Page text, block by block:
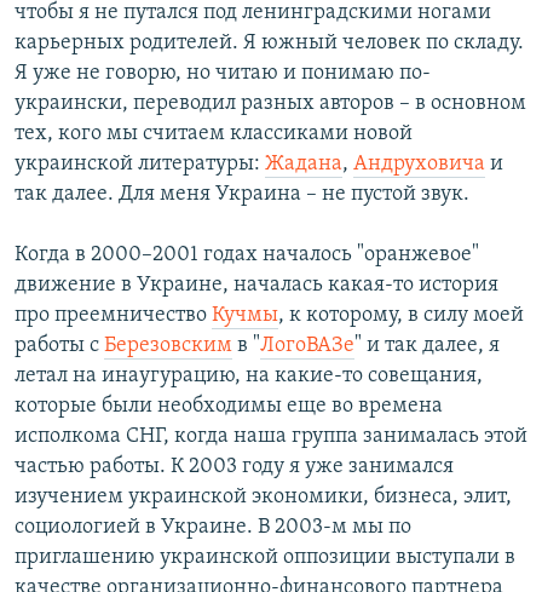
чтобы я не путался под ленинградскими ногами
карьерных родителей. Я южный человек по складу.
Я уже не говорю, но читаю и понимаю по-
украински, переводил разных авторов – в основном
тех, кого мы считаем классиками новой
украинской литературы: Жадана, Андруховича и
так далее. Для меня Украина – не пустой звук.
Когда в 2000–2001 годах началось "оранжевое"
движение в Украине, началась какая-то история
про преемничество Кучмы, к которому, в силу моей
работы с Березовским в "ЛогоВАЗе" и так далее, я
летал на инаугурацию, на какие-то совещания,
которые были необходимы еще во времена
исполкома СНГ, когда наша группа занималась этой
частью работы. К 2003 году я уже занимался
изучением украинской экономики, бизнеса, элит,
социологией в Украине. В 2003-м мы по
приглашению украинской оппозиции выступали в